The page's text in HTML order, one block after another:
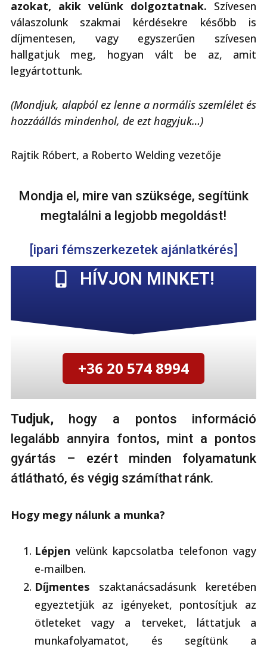
azokat, akik velünk dolgoztatnak. Szívesen
válaszolunk szakmai kérdésekre később is
díjmentesen, vagy egyszerűen szívesen
hallgatjuk meg, hogyan vált be az, amit
legyártottunk.
(Mondjuk, alapból ez lenne a normális szemlélet és
hozzáállás mindenhol, de ezt hagyjuk…)
Rajtik Róbert, a Roberto Welding vezetője
Mondja el, mire van szüksége, segítünk
megtalálni a legjobb megoldást!
[ipari fémszerkezetek ajánlatkérés]
HÍVJON MINKET!
+36 20 574 8994
Tudjuk, hogy a pontos információ
legalább annyira fontos, mint a pontos
gyártás – ezért minden folyamatunk
átlátható, és végig számíthat ránk.
Hogy megy nálunk a munka?
Lépjen velünk kapcsolatba telefonon vagy
e-mailben.
Díjmentes szaktanácsadásunk keretében
egyeztetjük az igényeket, pontosítjuk az
ötleteket vagy a terveket, láttatjuk a
munkafolyamatot, és segítünk a